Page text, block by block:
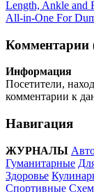
Length, Ankle and
All-in-One For
Комментарии
Информация
Посетители,
комментарии к
Навигация
ЖУРНАЛЫ
Гуманитарные
Здоровье
Спортивные